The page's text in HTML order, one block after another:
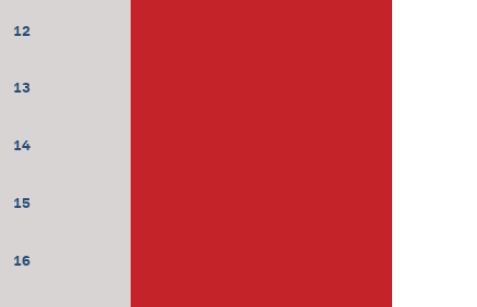
12
13
14
15
16